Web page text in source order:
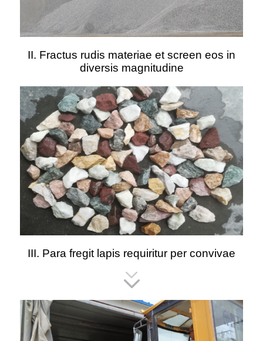
II. Fractus rudis materiae et screen eos in
diversis magnitudine
III. Para fregit lapis requiritur per convivae